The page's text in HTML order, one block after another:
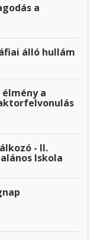
a
álló hullám
a
- II.
Iskola